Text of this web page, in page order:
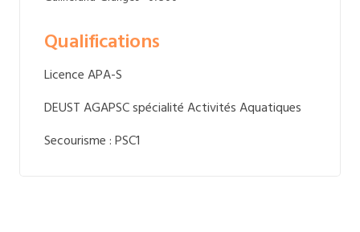
Qualifications
Licence APA-S
DEUST AGAPSC spécialité Activités Aquatiques
Secourisme : PSC1